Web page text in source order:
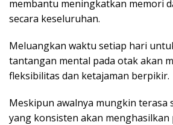
membantu meningkatkan memori
secara keseluruhan.
Meluangkan waktu setiap hari
tantangan mental pada otak akan
fleksibilitas dan ketajaman berpikir.
Meskipun awalnya mungkin terasa
yang konsisten akan